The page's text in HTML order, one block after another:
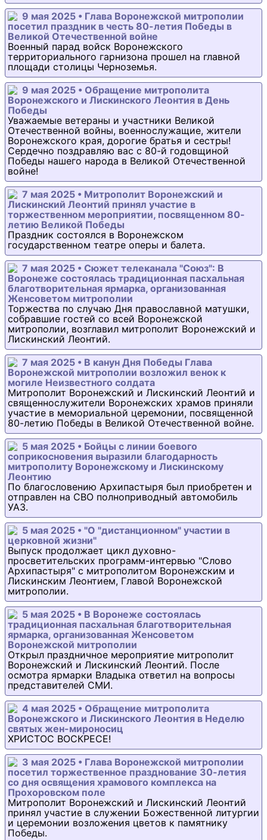
9 мая 2025 • Глава Воронежской митрополии
посетил праздник в честь 80-летия Победы в
Великой Отечественной войне
Военный парад войск Воронежского
территориального гарнизона прошел на главной
площади столицы Черноземья.
9 мая 2025 • Обращение митрополита
Воронежского и Лискинского Леонтия в День
Победы
Уважаемые ветераны и участники Великой
Отечественной войны, военнослужащие, жители
Воронежского края, дорогие братья и сестры!
Сердечно поздравляю вас с 80-й годовщиной
Победы нашего народа в Великой Отечественной
войне!
7 мая 2025 • Митрополит Воронежский и
Лискинский Леонтий принял участие в
торжественном мероприятии, посвященном 80-
летию Великой Победы
Праздник состоялся в Воронежском
государственном театре оперы и балета.
7 мая 2025 • Сюжет телеканала "Союз": В
Воронеже состоялась традиционная пасхальная
благотворительная ярмарка, организованная
Женсоветом митрополии
Торжества по случаю Дня православной матушки,
собравшие гостей со всей Воронежской
митрополии, возглавил митрополит Воронежский и
Лискинский Леонтий.
7 мая 2025 • В канун Дня Победы Глава
Воронежской митрополии возложил венок к
могиле Неизвестного солдата
Митрополит Воронежский и Лискинский Леонтий и
священнослужители Воронежских храмов приняли
участие в мемориальной церемонии, посвященной
80-летию Победы в Великой Отечественной войне.
5 мая 2025 • Бойцы с линии боевого
соприкосновения выразили благодарность
митрополиту Воронежскому и Лискинскому
Леонтию
По благословению Архипастыря был приобретен и
отправлен на СВО полноприводный автомобиль
УАЗ.
5 мая 2025 • "О "дистанционном" участии в
церковной жизни"
Выпуск продолжает цикл духовно-
просветительских программ-интервью "Слово
Архипастыря" с митрополитом Воронежским и
Лискинским Леонтием, Главой Воронежской
митрополии.
5 мая 2025 • В Воронеже состоялась
традиционная пасхальная благотворительная
ярмарка, организованная Женсоветом
Воронежской митрополии
Открыл праздничное мероприятие митрополит
Воронежский и Лискинский Леонтий. После
осмотра ярмарки Владыка ответил на вопросы
представителей СМИ.
4 мая 2025 • Обращение митрополита
Воронежского и Лискинского Леонтия в Неделю
святых жен-мироносиц
ХРИСТОС ВОСКРЕСЕ!
3 мая 2025 • Глава Воронежской митрополии
посетил торжественное празднование 30-летия
со дня освящения храмового комплекса на
Прохоровском поле
Митрополит Воронежский и Лискинский Леонтий
принял участие в служении Божественной литургии
и церемонии возложения цветов к памятнику
Победы.